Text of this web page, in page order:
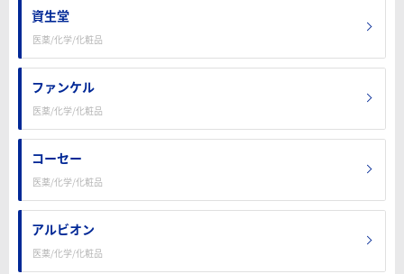
資生堂
医薬/化学/化粧品
ファンケル
医薬/化学/化粧品
コーセー
医薬/化学/化粧品
アルビオン
医薬/化学/化粧品